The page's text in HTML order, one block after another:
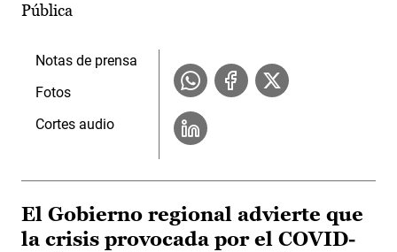
Pública
Notas de prensa
Fotos
Cortes audio
El Gobierno regional advierte que
la crisis provocada por el COVID-